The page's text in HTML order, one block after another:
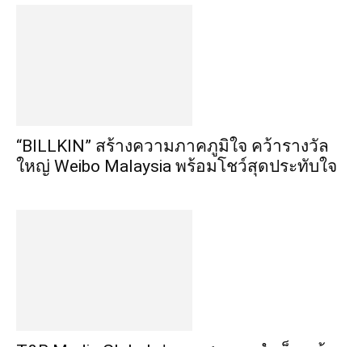
“BILLKIN” สร้างความภาคภูมิใจ คว้ารางวัล
ใหญ่ Weibo Malaysia พร้อมโชว์สุดประทับใจ